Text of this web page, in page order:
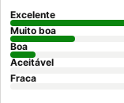
Excelente
Muito boa
Boa
Aceitável
Fraca